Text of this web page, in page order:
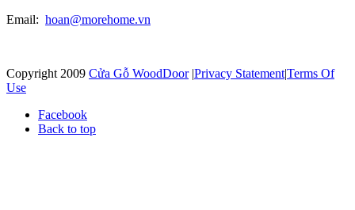
Email: hoan@morehome.vn
Copyright 2009 Cửa Gỗ WoodDoor |Privacy Statement|Terms Of
Use
Facebook
Back to top